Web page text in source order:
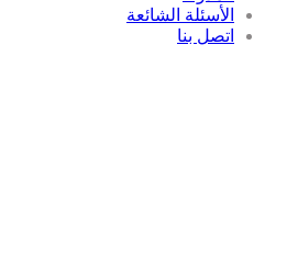
الأسئلة الشائعة
اتصل بنا